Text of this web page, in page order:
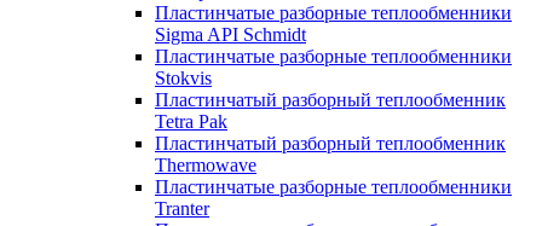
Пластинчатые разборные теплообменники
Sigma API Schmidt
Пластинчатые разборные теплообменники
Stokvis
Пластинчатый разборный теплообменник
Tetra Pak
Пластинчатый разборный теплообменник
Thermowave
Пластинчатые разборные теплообменники
Tranter